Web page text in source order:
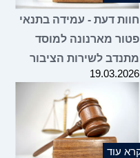
חוות דעת - עמידה בתנאי
פטור מארנונה למוסד
מתנדב לשירות הציבור
19.03.2026
עוד